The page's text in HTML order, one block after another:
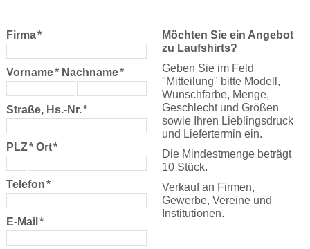
Firma*
Vorname* Nachname*
Straße, Hs.-Nr.*
PLZ* Ort*
Telefon*
E-Mail *
Möchten Sie ein Angebot
zu Laufshirts?
Geben Sie im Feld
"Mitteilung" bitte Modell,
Wunschfarbe, Menge,
Geschlecht und Größen
sowie Ihren Lieblingsdruck
und Liefertermin ein.
Die Mindestmenge beträgt
10 Stück.
Verkauf an Firmen,
Gewerbe, Vereine und
Institutionen.